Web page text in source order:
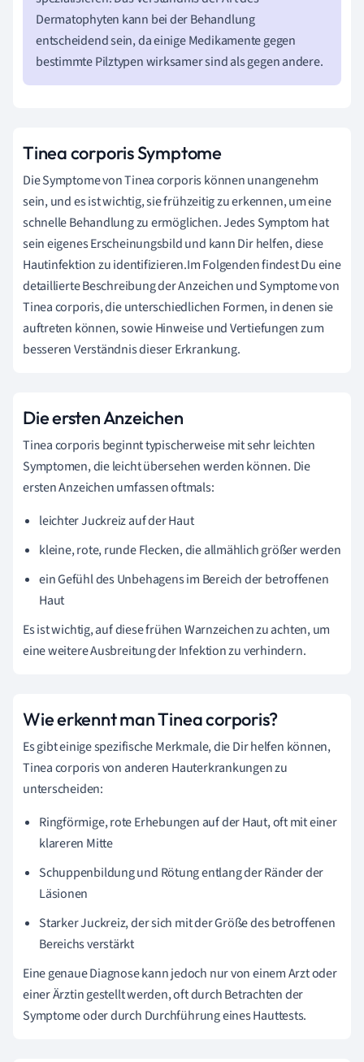
Dermatophyten kann bei der Behandlung
entscheidend sein, da einige Medikamente gegen
bestimmte Pilztypen wirksamer sind als gegen andere.
Tinea corporis Symptome
Die Symptome von Tinea corporis können unangenehm
sein, und es ist wichtig, sie frühzeitig zu erkennen, um eine
schnelle Behandlung zu ermöglichen. Jedes Symptom hat
sein eigenes Erscheinungsbild und kann Dir helfen, diese
Hautinfektion zu identifizieren.Im Folgenden findest Du eine
detaillierte Beschreibung der Anzeichen und Symptome von
Tinea corporis, die unterschiedlichen Formen, in denen sie
auftreten können, sowie Hinweise und Vertiefungen zum
besseren Verständnis dieser Erkrankung.
Die ersten Anzeichen
Tinea corporis beginnt typischerweise mit sehr leichten
Symptomen, die leicht übersehen werden können. Die
ersten Anzeichen umfassen oftmals:
leichter Juckreiz auf der Haut
kleine, rote, runde Flecken, die allmählich größer werden
ein Gefühl des Unbehagens im Bereich der betroffenen
Haut
Es ist wichtig, auf diese frühen Warnzeichen zu achten, um
eine weitere Ausbreitung der Infektion zu verhindern.
Wie erkennt man Tinea corporis?
Es gibt einige spezifische Merkmale, die Dir helfen können,
Tinea corporis von anderen Hauterkrankungen zu
unterscheiden:
Ringförmige, rote Erhebungen auf der Haut, oft mit einer
klareren Mitte
Schuppenbildung und Rötung entlang der Ränder der
Läsionen
Starker Juckreiz, der sich mit der Größe des betroffenen
Bereichs verstärkt
Eine genaue Diagnose kann jedoch nur von einem Arzt oder
einer Ärztin gestellt werden, oft durch Betrachten der
Symptome oder durch Durchführung eines Hauttests.